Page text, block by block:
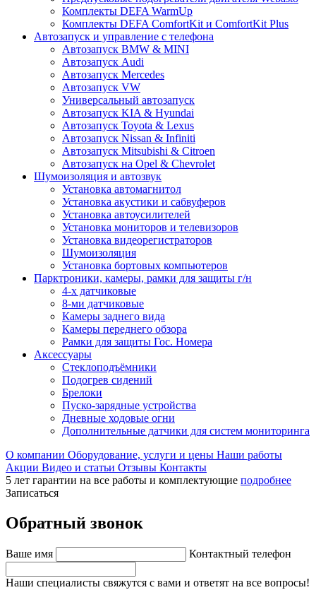
Комплекты DEFA WarmUp
Комплекты DEFA ComfortKit и ComfortKit Plus
Автозапуск и управление с телефона
Автозапуск BMW & MINI
Автозапуск Audi
Автозапуск Mercedes
Автозапуск VW
Универсальный автозапуск
Автозапуск KIA & Hyundai
Автозапуск Toyota & Lexus
Автозапуск Nissan & Infiniti
Автозапуск Mitsubishi & Citroen
Автозапуск на Opel & Chevrolet
Шумоизоляция и автозвук
Установка автомагнитол
Установка акустики и сабвуферов
Установка автоусилителей
Установка мониторов и телевизоров
Установка видеорегистраторов
Шумоизоляция
Установка бортовых компьютеров
Парктроники, камеры, рамки для защиты г/н
4-х датчиковые
8-ми датчиковые
Камеры заднего вида
Камеры переднего обзора
Рамки для защиты Гос. Номера
Аксессуары
Стеклоподъёмники
Подогрев сидений
Брелоки
Пуско-зарядные устройства
Дневные ходовые огни
Дополнительные датчики для систем мониторинга
О компании Оборудование, услуги и цены Наши работы
Акции Видео и статьи Отзывы Контакты
5 лет гарантии на все работы и комплектующие подробнее
Записаться
Обратный звонок
Ваше имя Контактный телефон
Наши специалисты свяжутся с вами и ответят на все вопросы!